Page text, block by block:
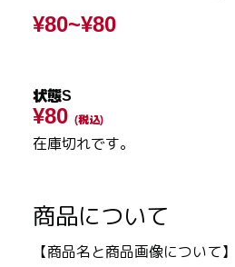
¥80~¥80
状態S
¥80 (税込)
在庫切れです。
商品について
【商品名と商品画像について】